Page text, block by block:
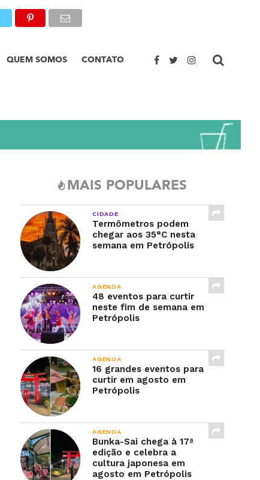
QUEM SOMOS CONTATO
MAIS POPULARES
CIDADE
Termômetros podem
chegar aos 35°C nesta
semana em Petrópolis
AGENDA
48 eventos para curtir
neste fim de semana em
Petrópolis
AGENDA
16 grandes eventos para
curtir em agosto em
Petrópolis
AGENDA
Bunka-Sai chega à 17ª
edição e celebra a
cultura japonesa em
agosto em Petrópolis